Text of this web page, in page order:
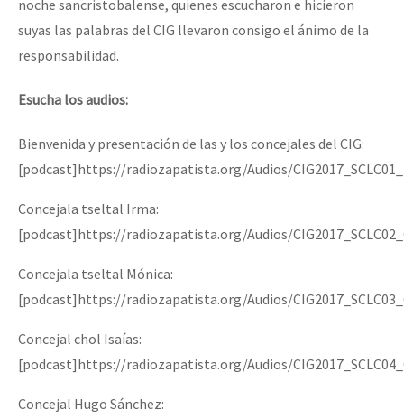
noche sancristobalense, quienes escucharon e hicieron
suyas las palabras del CIG llevaron consigo el ánimo de la
responsabilidad.
Esucha los audios:
Bienvenida y presentación de las y los concejales del CIG:
[podcast]https://radiozapatista.org/Audios/
Concejala tseltal Irma:
[podcast]https://radiozapatista.org/Audios/
Concejala tseltal Mónica:
[podcast]https://radiozapatista.org/Audios/
Concejal chol Isaías:
[podcast]https://radiozapatista.org/Audios/
Concejal Hugo Sánchez: